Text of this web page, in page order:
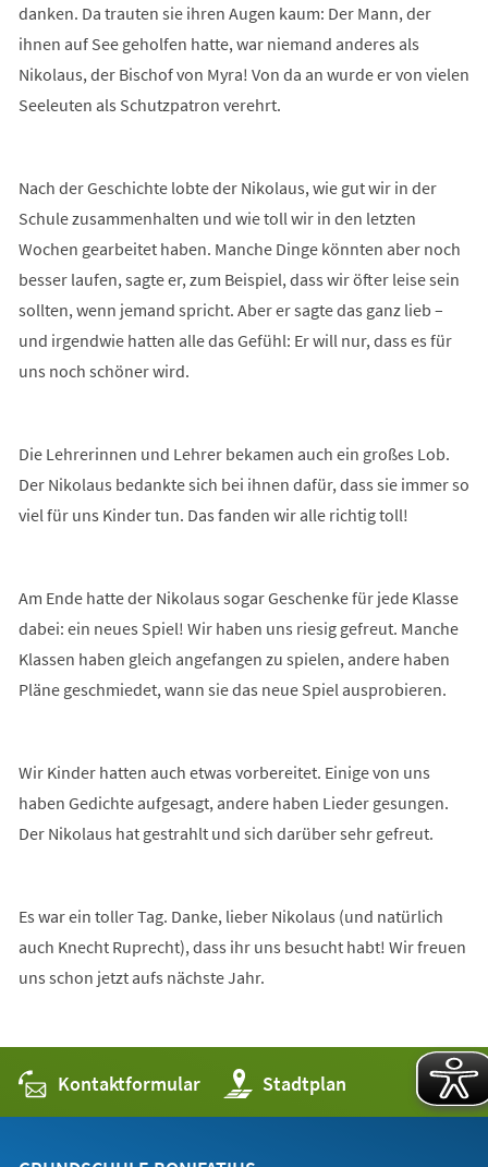
danken. Da trauten sie ihren Augen kaum: Der Mann, der
ihnen auf See geholfen hatte, war niemand anderes als
Nikolaus, der Bischof von Myra! Von da an wurde er von vielen
Seeleuten als Schutzpatron verehrt.
Nach der Geschichte lobte der Nikolaus, wie gut wir in der
Schule zusammenhalten und wie toll wir in den letzten
Wochen gearbeitet haben. Manche Dinge könnten aber noch
besser laufen, sagte er, zum Beispiel, dass wir öfter leise sein
sollten, wenn jemand spricht. Aber er sagte das ganz lieb –
und irgendwie hatten alle das Gefühl: Er will nur, dass es für
uns noch schöner wird.
Die Lehrerinnen und Lehrer bekamen auch ein großes Lob.
Der Nikolaus bedankte sich bei ihnen dafür, dass sie immer so
viel für uns Kinder tun. Das fanden wir alle richtig toll!
Am Ende hatte der Nikolaus sogar Geschenke für jede Klasse
dabei: ein neues Spiel! Wir haben uns riesig gefreut. Manche
Klassen haben gleich angefangen zu spielen, andere haben
Pläne geschmiedet, wann sie das neue Spiel ausprobieren.
Wir Kinder hatten auch etwas vorbereitet. Einige von uns
haben Gedichte aufgesagt, andere haben Lieder gesungen.
Der Nikolaus hat gestrahlt und sich darüber sehr gefreut.
Es war ein toller Tag. Danke, lieber Nikolaus (und natürlich
auch Knecht Ruprecht), dass ihr uns besucht habt! Wir freuen
uns schon jetzt aufs nächste Jahr.
Kontaktformular Stadtplan
(Öffnet
in
einem
Tab)